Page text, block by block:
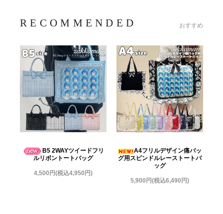
RECOMMENDED おすすめ
B5 2WAYツイードフリ
ルリボントートバッグ
4,500円(税込4,950円)
A4フリルデザイン痛バッ
グ用スピンドルレーストートバ
ッグ
5,900円(税込6,490円)